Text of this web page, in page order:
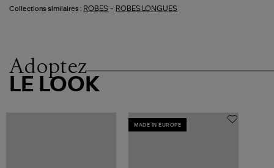
Collections similaires : ROBES - ROBES LONGUES
Adoptez
LE LOOK
MADE IN EUROPE